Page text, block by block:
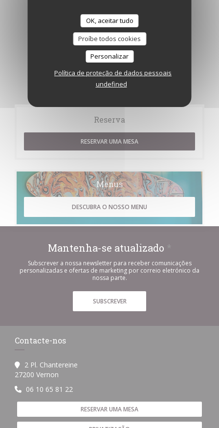
OK, aceitar tudo
Proíbe todos cookies
Personalizar
Política de proteção de dados pessoais
undefined
Reserva
RESERVAR UMA MESA
Menus
DESCUBRA O NOSSO MENU
Mantenha-se atualizado
Subscrever a nossa newsletter para receber comunicações
personalizadas e ofertas de marketing por correio eletrónico da
nossa parte.
SUBSCREVER
Contacte-nos
2 Pl. Chantereine
27200 Vernon
06 10 65 81 22
RESERVAR UMA MESA